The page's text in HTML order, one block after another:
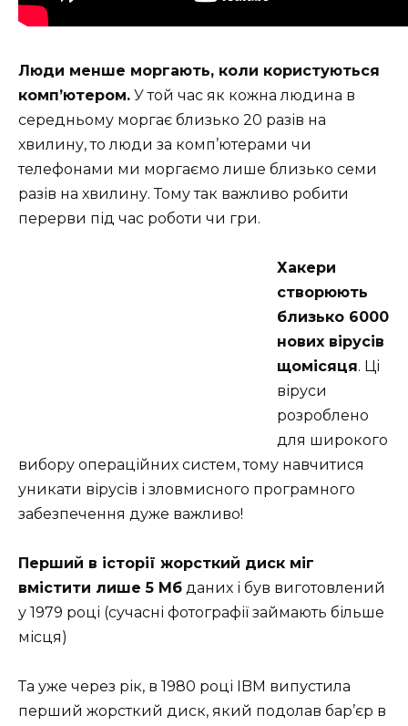
Люди менше моргають, коли користуються
комп’ютером. У той час як кожна людина в
середньому моргає близько 20 разів на
хвилину, то люди за комп’ютерами чи
телефонами ми моргаємо лише близько семи
разів на хвилину. Тому так важливо робити
перерви під час роботи чи гри.
Хакери
створюють
близько 6000
нових вірусів
щомісяця. Ці
віруси
розроблено
для широкого
вибору операційних систем, тому навчитися
уникати вірусів і зловмисного програмного
забезпечення дуже важливо!
Перший в історії жорсткий диск міг
вмістити лише 5 Мб даних і був виготовлений
у 1979 році (сучасні фотографії займають більше
місця)
Та уже через рік, в 1980 році IBM випустила
перший жорсткий диск, який подолав бар’єр в